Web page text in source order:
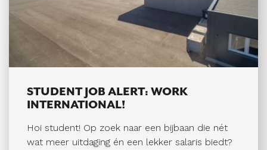
STUDENT JOB ALERT: WORK
INTERNATIONAL!
Hoi student! Op zoek naar een bijbaan die nét
wat meer uitdaging én een lekker salaris biedt?